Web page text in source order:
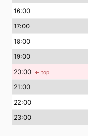
16:00
17:00
18:00
19:00
20:00 ← top
21:00
22:00
23:00